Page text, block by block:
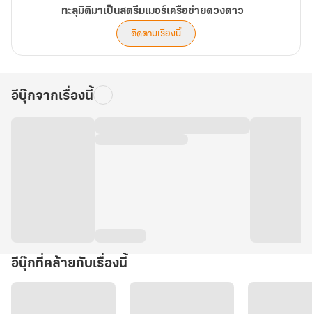
ทะลุมิติมาเป็นสตรีมเมอร์เครือข่ายดวงดาว
ติดตามเรื่องนี้
อีบุ๊กจากเรื่องนี้
อีบุ๊กที่คล้ายกับเรื่องนี้